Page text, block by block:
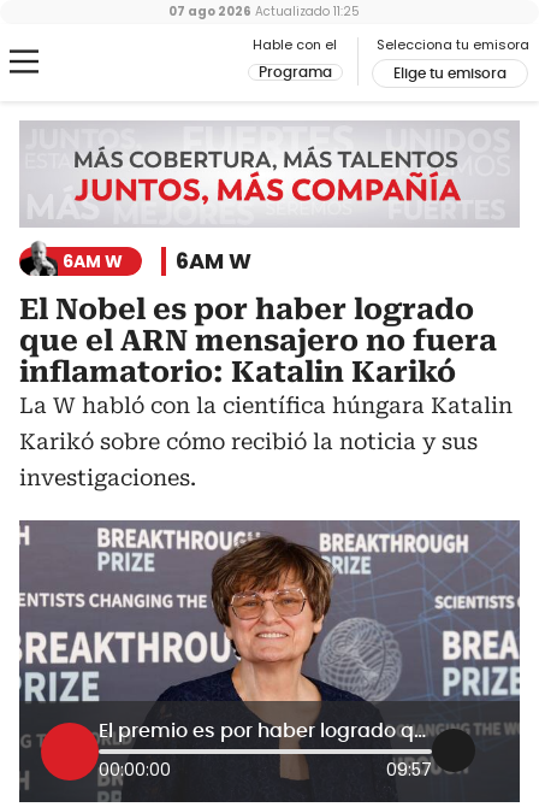
Hable con el
Programa
Selecciona tu emisora
Elige tu emisora
07 ago 2026 Actualizado 11:25
6AM W 6AM W
El Nobel es por haber logrado
que el ARN mensajero no fuera
inflamatorio: Katalin Karikó
La W habló con la científica húngara Katalin
Karikó sobre cómo recibió la noticia y sus
investigaciones.
El premio es por haber logrado que el ARN mensajero fuera no inflamatorio: Katalin Karikó
00:00:00 09:57